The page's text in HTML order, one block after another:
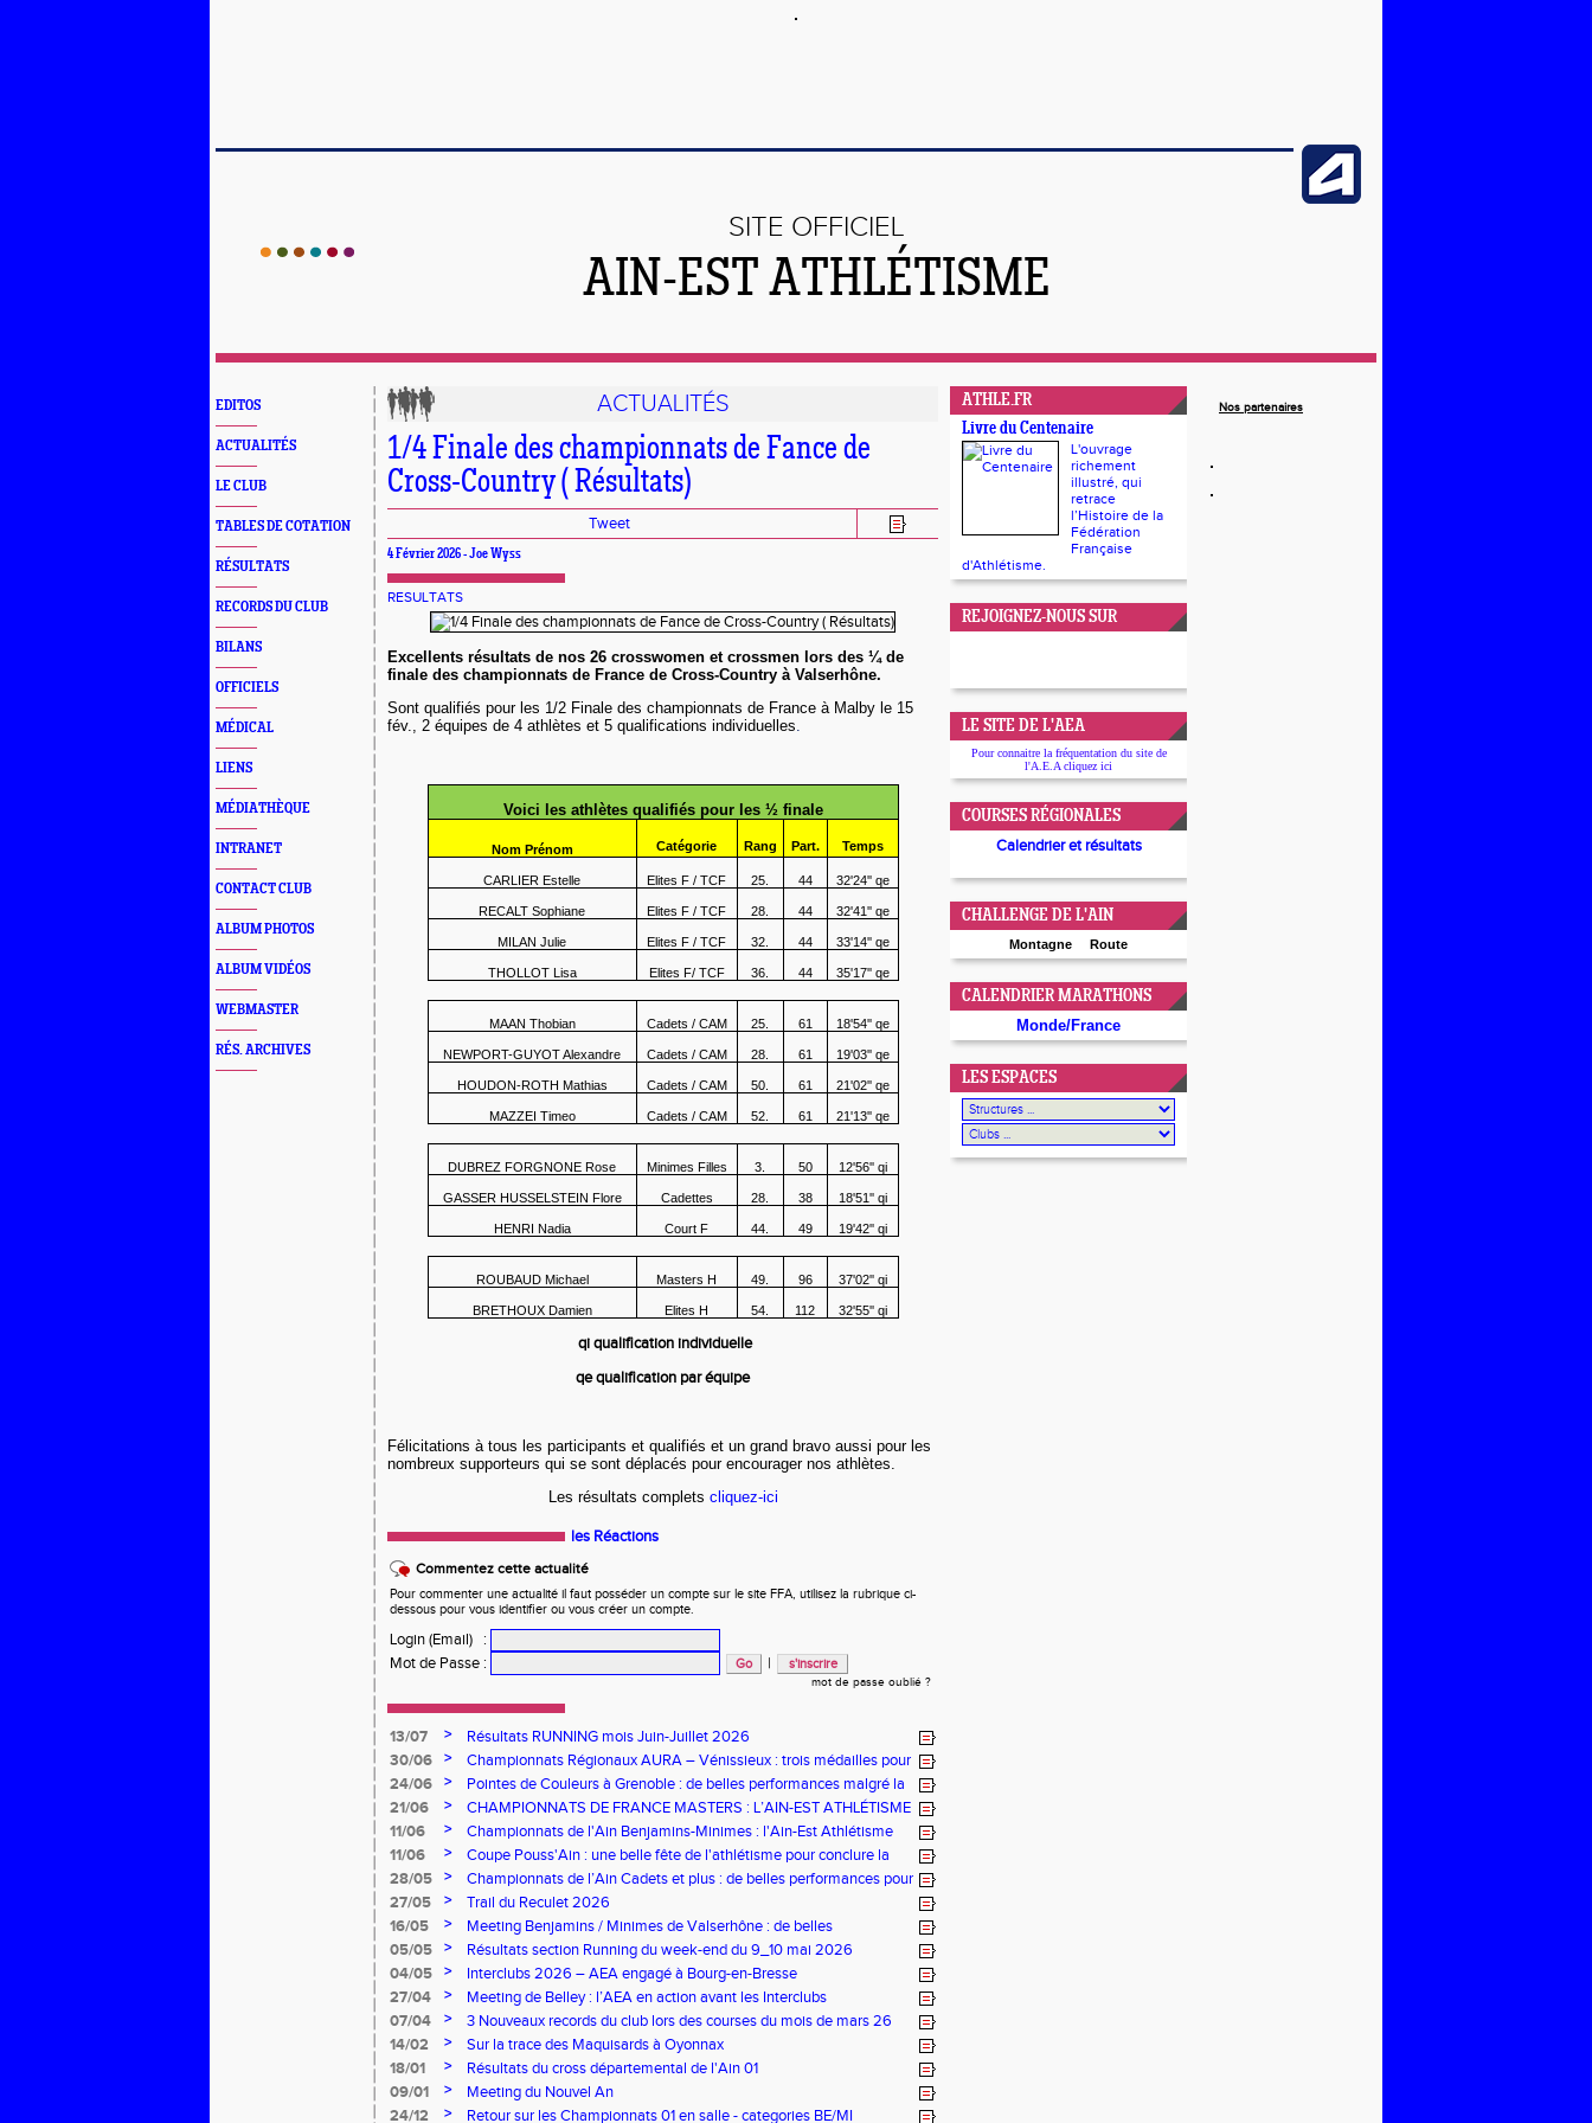
SITE OFFICIEL
AIN-EST ATHLÉTISME
EDITOS
ACTUALITÉS
LE CLUB
TABLES DE COTATION
RÉSULTATS
RECORDS DU CLUB
BILANS
OFFICIELS
MÉDICAL
LIENS
MÉDIATHÈQUE
INTRANET
CONTACT CLUB
ALBUM PHOTOS
ALBUM VIDÉOS
WEBMASTER
RÉS. ARCHIVES
ACTUALITÉS
1/4 Finale des championnats de Fance de
Cross-Country ( Résultats)
Tweet
4 Février 2026 - Joe Wyss
RESULTATS
Excellents résultats de nos 26 crosswomen et crossmen lors des ¼ de
finale des championnats de France de Cross-Country à Valserhône.
Sont qualifiés pour les 1/2 Finale des championnats de France à Malby le 15
fév., 2 équipes de 4 athlètes et 5 qualifications individuelles.
Voici les athlètes qualifiés pour les ½ finale
Nom Prénom Catégorie Rang Part. Temps
CARLIER Estelle Elites F / TCF 25. 44 32'24'' qe
RECALT Sophiane Elites F / TCF 28. 44 32'41'' qe
MILAN Julie Elites F / TCF 32. 44 33'14'' qe
THOLLOT Lisa Elites F/ TCF 36. 44 35'17'' qe
MAAN Thobian Cadets / CAM 25. 61 18'54'' qe
NEWPORT-GUYOT Alexandre Cadets / CAM 28. 61 19'03'' qe
HOUDON-ROTH Mathias Cadets / CAM 50. 61 21'02'' qe
MAZZEI Timeo Cadets / CAM 52. 61 21'13'' qe
DUBREZ FORGNONE Rose Minimes Filles 3. 50 12'56'' qi
GASSER HUSSELSTEIN Flore Cadettes 28. 38 18'51'' qi
HENRI Nadia Court F 44. 49 19'42'' qi
ROUBAUD Michael Masters H 49. 96 37'02'' qi
BRETHOUX Damien Elites H 54. 112 32'55'' qi
qi qualification individuelle
qe qualification par équipe
Félicitations à tous les participants et qualifiés et un grand bravo aussi pour les
nombreux supporteurs qui se sont déplacés pour encourager nos athlètes.
Les résultats complets cliquez-ici
les Réactions
Commentez cette actualité
Pour commenter une actualité il faut posséder un compte sur le site FFA, utilisez la rubrique ci-
dessous pour vous identifier ou vous créer un compte.
Login (Email)
:
Mot de Passe : |
mot de passe oublié ?
13/07 >
Résultats RUNNING mois Juin-Juillet 2026
30/06
>
Championnats Régionaux AURA – Vénissieux : trois médailles pour
l'AEA !
24/06 >
Pointes de Couleurs à Grenoble : de belles performances malgré la
canicule
21/06 >
CHAMPIONNATS DE FRANCE MASTERS : L’AIN-EST ATHLÉTISME
À L’HONNEUR À ÉPINAL
11/06 >
Championnats de l'Ain Benjamins-Minimes : l'Ain-Est Athlétisme
brille à domicile
11/06 >
Coupe Pouss'Ain : une belle fête de l'athlétisme pour conclure la
saison
28/05 >
Championnats de l’Ain Cadets et plus : de belles performances pour
l’AEA à Bourg-en-Bresse
27/05 >
Trail du Reculet 2026
16/05
>
Meeting Benjamins / Minimes de Valserhône : de belles
performances pour l’AEA
05/05 >
Résultats section Running du week-end du 9_10 mai 2026
04/05
>
Interclubs 2026 – AEA engagé à Bourg-en-Bresse
27/04
>
Meeting de Belley : l’AEA en action avant les Interclubs
07/04
>
3 Nouveaux records du club lors des courses du mois de mars 26
14/02
>
Sur la trace des Maquisards à Oyonnax
18/01
>
Résultats du cross départemental de l'Ain 01
09/01
>
Meeting du Nouvel An
24/12
> Retour sur les Championnats 01 en salle - categories BE/MI
ATHLE.FR
Livre du Centenaire
L'ouvrage
richement
illustré, qui
retrace
l’Histoire de la
Fédération
Française
d'Athlétisme.
REJOIGNEZ-NOUS SUR
LE SITE DE L'AEA
Pour connaitre la fréquentation du site de
l'A.E.A cliquez ici
COURSES RÉGIONALES
Calendrier et résultats
CHALLENGE DE L'AIN
Montagne Route
CALENDRIER MARATHONS
Monde/France
LES ESPACES
Nos partenaires